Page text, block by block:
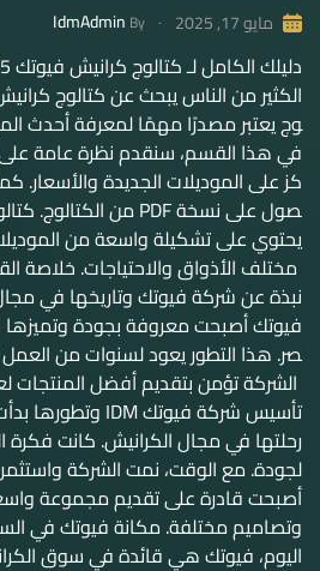
مايو 17, 2025 By
IdmAdmin
وج يعتبر مصدرًا مهمًا لمعرفة أحدث
كز على الموديلات الجديدة
يحتوي على تشكيلة واسعة من
مختلف الأذواق والاحتياجات. خلاصة
نبذة عن شركة فيوتك وتاريخها في
فيوتك أصبحت معروفة بجودة
صر. هذا التطور يعود لسنوات من العمل
الشركة تؤمن بتقديم أفضل المنتجات
رحلتها في مجال الكرانيش. كانت فكرة
لجودة. مع الوقت، نمت الشركة
أصبحت قادرة على تقديم مجموعة
وتصاميم مختلفة. مكانة فيوتك في
اليوم، فيوتك هي قائدة في سوق